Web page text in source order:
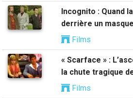
Incognito : Quand
derrière un
Films
« Scarface » :
la chute tragique
Films